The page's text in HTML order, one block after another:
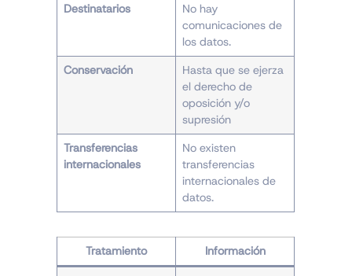
Destinatarios
No hay
comunicaciones de
los datos.
Conservación
Hasta que se ejerza
el derecho de
oposición y/o
supresión
Transferencias
internacionales
No existen
transferencias
internacionales de
datos.
Tratamiento
Información